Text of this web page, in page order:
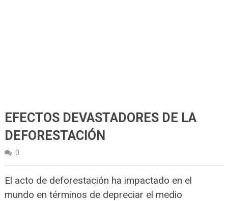
EFECTOS DEVASTADORES DE LA
DEFORESTACIÓN
0
El acto de deforestación ha impactado en el
mundo en términos de depreciar el medio